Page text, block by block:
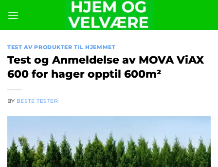
content
TEST AV PRODUKTER TIL HJEMMET
Test og Anmeldelse av MOVA ViAX
600 for hager opptil 600m²
BY BESTE TESTER